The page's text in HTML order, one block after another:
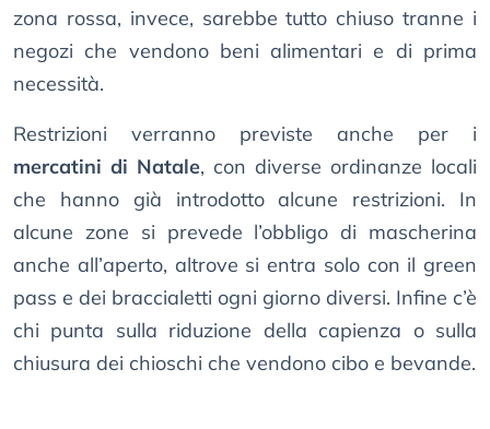
zona rossa, invece, sarebbe tutto chiuso tranne i
negozi che vendono beni alimentari e di prima
necessità.
Restrizioni verranno previste anche per i
mercatini di Natale, con diverse ordinanze locali
che hanno già introdotto alcune restrizioni. In
alcune zone si prevede l’obbligo di mascherina
anche all’aperto, altrove si entra solo con il green
pass e dei braccialetti ogni giorno diversi. Infine c’è
chi punta sulla riduzione della capienza o sulla
chiusura dei chioschi che vendono cibo e bevande.